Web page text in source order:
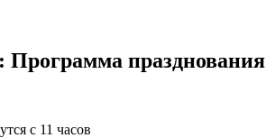
празднования
с 11 часов